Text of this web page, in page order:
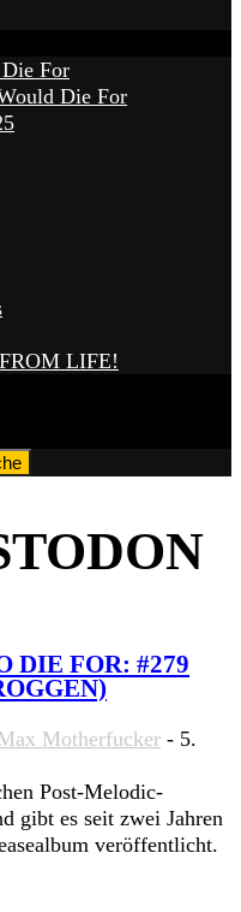
For
Die For
LIFE!
DIE FOR: #279
Motherfucker - 5.
Post-Melodic-
gibt es seit zwei Jahren
veröffentlicht.